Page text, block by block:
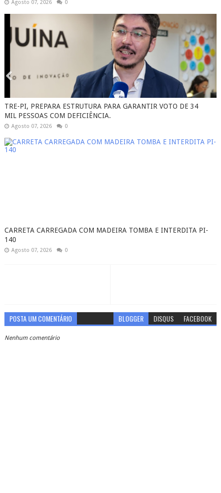
Agosto 07, 2026 0
TRE-PI, PREPARA ESTRUTURA PARA GARANTIR VOTO DE 34
MIL PESSOAS COM DEFICIÊNCIA.
Agosto 07, 2026 0
CARRETA CARREGADA COM MADEIRA TOMBA E INTERDITA PI-
140
Agosto 07, 2026 0
POSTA UM COMENTÁRIO BLOGGER DISQUS FACEBOOK
Nenhum comentário